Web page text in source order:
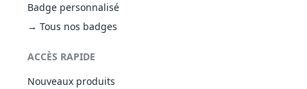
Badge personnalisé
→ Tous nos badges
ACCÈS RAPIDE
Nouveaux produits